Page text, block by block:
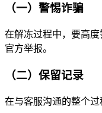
（一）警惕诈骗
在解冻过程中，要高
官方举报。
（二）保留记录
在与客服沟通的整个